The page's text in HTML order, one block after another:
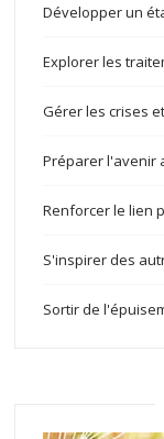
Développer un
Explorer les
Gérer les crises
Préparer l'avenir
Renforcer le lien
S'inspirer des
Sortir de